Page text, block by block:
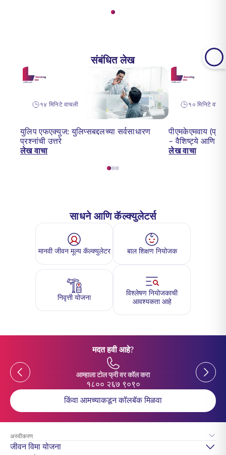
संबंधित लेख
१४ मिनिटे वाचली
युलिप एफएक्युज: युलिप्सबद्दलच्या सर्वसाधारण
प्रश्नांची उत्तरे
लेख वाचा
१० मिनिटे वाचन
पीएमकेएमवाय
– वैशिष्ट्ये आणि
लेख वाचा
साधने आणि कॅल्क्युलेटर्स
मानवी जीवन मूल्य कॅल्क्युलेटर बाल शिक्षण नियोजक
निवृत्ती योजना
विश्लेषण नियोजकाची
आवश्यकता आहे
मदत हवी आहे?
Previous
आम्हाला टोल फ्री वर कॉल करा
१८०० २६७ ९०९०
Previous
किंवा आमच्याकडून कॉलबॅक मिळवा
अस्वीकरण
जीवन विमा योजना